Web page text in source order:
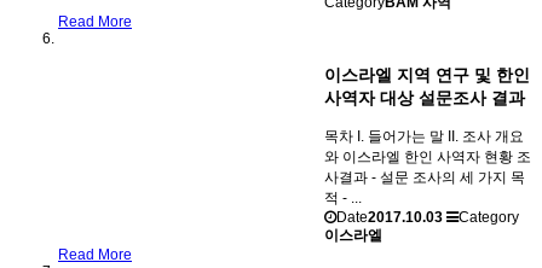
Read More
이스라엘 지역 연구 및 한인
사역자 대상 설문조사 결과
목차 I. 들어가는 말 II. 조사 개요
와 이스라엘 한인 사역자 현황 조
사결과 - 설문 조사의 세 가지 목
적 - ...
Date2017.10.03
Category
이스라엘
Read More